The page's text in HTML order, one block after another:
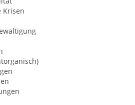
Krisen